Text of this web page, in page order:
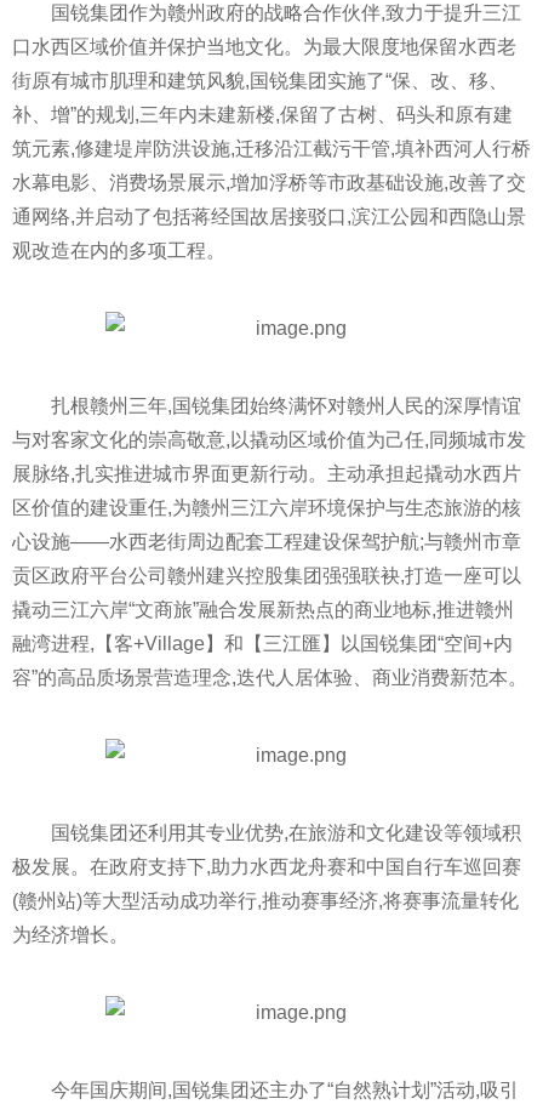
国锐集团作为赣州政府的战略合作伙伴,致力于提升三江
口水西区域价值并保护当地文化。为最大限度地保留水西老
街原有城市肌理和建筑风貌,国锐集团实施了“保、改、移、
补、增”的规划,三年内未建新楼,保留了古树、码头和原有建
筑元素,修建堤岸防洪设施,迁移沿江截污干管,填补西河人行桥
水幕电影、消费场景展示,增加浮桥等市政基础设施,改善了交
通网络,并启动了包括蒋经国故居接驳口,滨江公园和西隐山景
观改造在内的多项工程。
扎根赣州三年,国锐集团始终满怀对赣州人民的深厚情谊
与对客家文化的崇高敬意,以撬动区域价值为己任,同频城市发
展脉络,扎实推进城市界面更新行动。主动承担起撬动水西片
区价值的建设重任,为赣州三江六岸环境保护与生态旅游的核
心设施——水西老街周边配套工程建设保驾护航;与赣州市章
贡区政府平台公司赣州建兴控股集团强强联袂,打造一座可以
撬动三江六岸“文商旅”融合发展新热点的商业地标,推进赣州
融湾进程,【客+Village】和【三江匯】以国锐集团“空间+内
容”的高品质场景营造理念,迭代人居体验、商业消费新范本。
国锐集团还利用其专业优势,在旅游和文化建设等领域积
极发展。在政府支持下,助力水西龙舟赛和中国自行车巡回赛
(赣州站)等大型活动成功举行,推动赛事经济,将赛事流量转化
为经济增长。
今年国庆期间,国锐集团还主办了“自然熟计划”活动,吸引